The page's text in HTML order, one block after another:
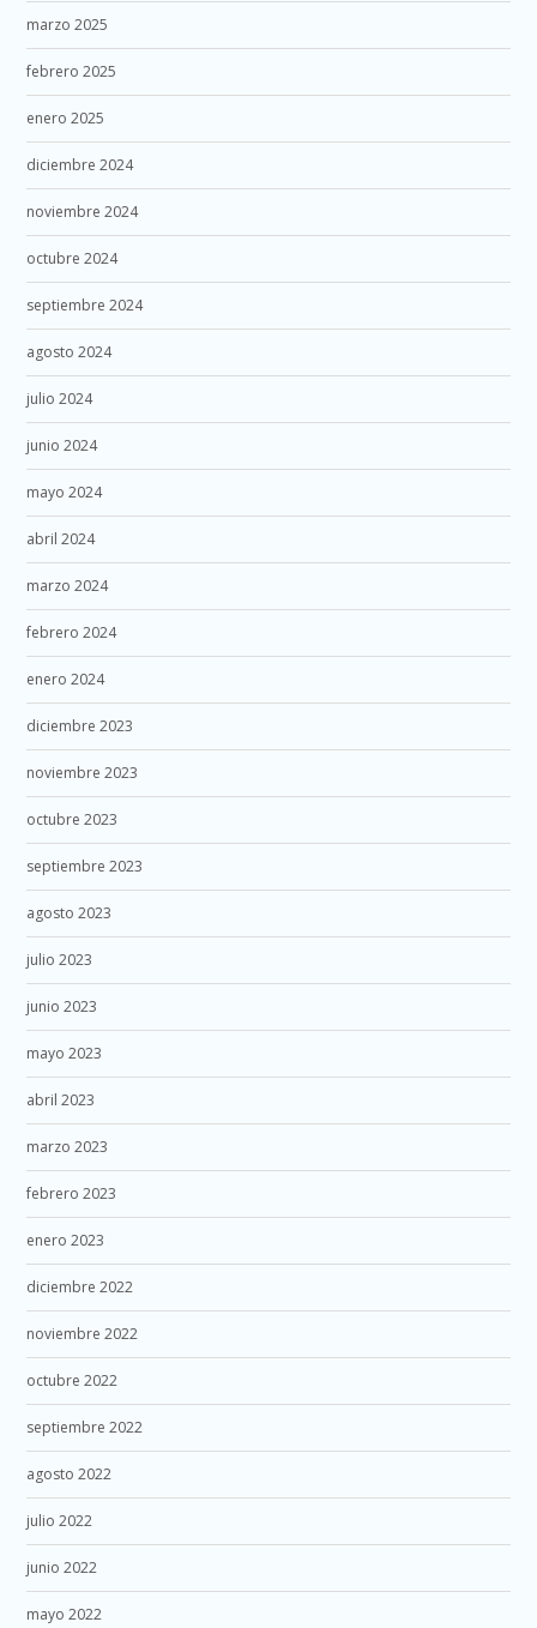
marzo 2025
febrero 2025
enero 2025
diciembre 2024
noviembre 2024
octubre 2024
septiembre 2024
agosto 2024
julio 2024
junio 2024
mayo 2024
abril 2024
marzo 2024
febrero 2024
enero 2024
diciembre 2023
noviembre 2023
octubre 2023
septiembre 2023
agosto 2023
julio 2023
junio 2023
mayo 2023
abril 2023
marzo 2023
febrero 2023
enero 2023
diciembre 2022
noviembre 2022
octubre 2022
septiembre 2022
agosto 2022
julio 2022
junio 2022
mayo 2022